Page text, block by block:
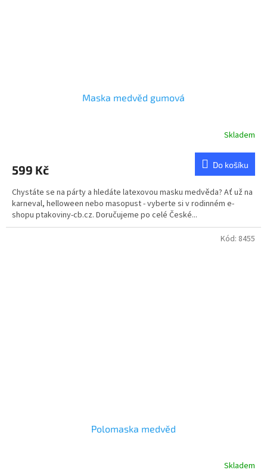
Maska medvěd gumová
Skladem
599 Kč Do košíku
Chystáte se na párty a hledáte latexovou masku medvěda? Ať už na
karneval, helloween nebo masopust - vyberte si v rodinném e-
shopu ptakoviny-cb.cz. Doručujeme po celé České...
Polomaska medvěd
Skladem
Kód: 8455